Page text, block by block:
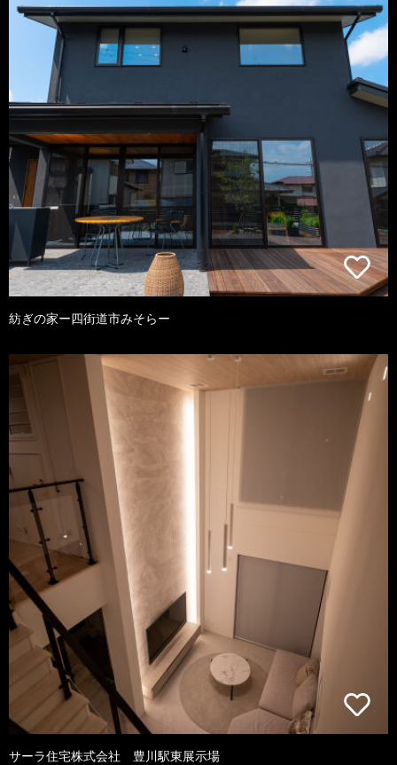
紡ぎの家ー四街道市みそらー
サーラ住宅株式会社 豊川駅東展示場